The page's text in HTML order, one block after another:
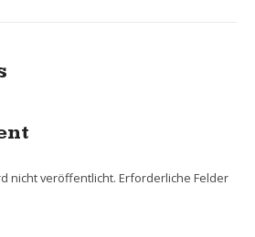
nicht veröffentlicht. Erforderliche Felder